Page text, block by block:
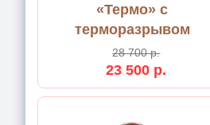
«Термо» с
терморазрывом
28 700 р.
23 500 р.